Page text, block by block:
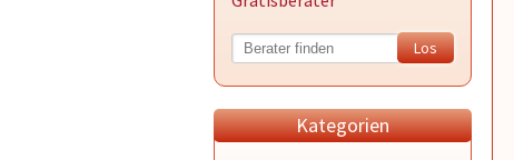
Kategorien